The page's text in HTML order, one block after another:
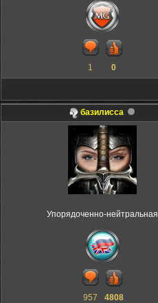
1 0
базилисса
Упорядоченно-нейтральная
957 4808